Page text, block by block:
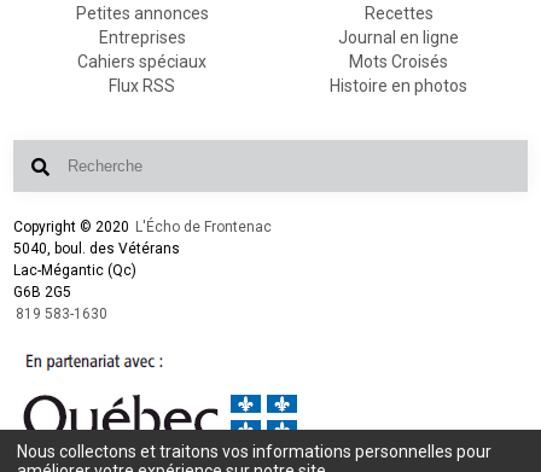
Petites annonces
Entreprises
Cahiers spéciaux
Flux RSS
Recettes
Journal en ligne
Mots Croisés
Histoire en photos
Copyright © 2020 L'Écho de Frontenac
5040, boul. des Vétérans
Lac-Mégantic (Qc)
G6B 2G5
819 583-1630
Nous collectons et traitons vos informations personnelles pour